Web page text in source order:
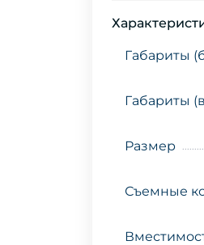
Габариты
Габариты
Размер
Съемные